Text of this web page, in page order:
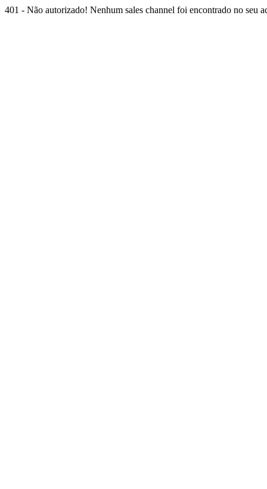
401 - Não autorizado! Nenhum sales channel foi encontrado no seu